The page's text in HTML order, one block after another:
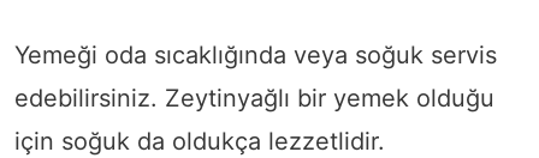
Yemeği oda sıcaklığında veya soğuk servis
edebilirsiniz. Zeytinyağlı bir yemek olduğu
için soğuk da oldukça lezzetlidir.